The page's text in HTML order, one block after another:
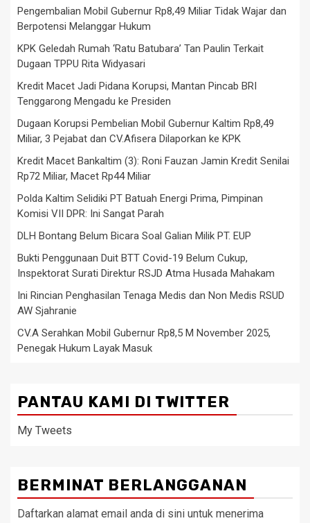
Pengembalian Mobil Gubernur Rp8,49 Miliar Tidak Wajar dan
Berpotensi Melanggar Hukum
KPK Geledah Rumah ‘Ratu Batubara’ Tan Paulin Terkait
Dugaan TPPU Rita Widyasari
Kredit Macet Jadi Pidana Korupsi, Mantan Pincab BRI
Tenggarong Mengadu ke Presiden
Dugaan Korupsi Pembelian Mobil Gubernur Kaltim Rp8,49
Miliar, 3 Pejabat dan CV.Afisera Dilaporkan ke KPK
Kredit Macet Bankaltim (3): Roni Fauzan Jamin Kredit Senilai
Rp72 Miliar, Macet Rp44 Miliar
Polda Kaltim Selidiki PT Batuah Energi Prima, Pimpinan
Komisi VII DPR: Ini Sangat Parah
DLH Bontang Belum Bicara Soal Galian Milik PT. EUP
Bukti Penggunaan Duit BTT Covid-19 Belum Cukup,
Inspektorat Surati Direktur RSJD Atma Husada Mahakam
Ini Rincian Penghasilan Tenaga Medis dan Non Medis RSUD
AW Sjahranie
CV.A Serahkan Mobil Gubernur Rp8,5 M November 2025,
Penegak Hukum Layak Masuk
PANTAU KAMI DI TWITTER
My Tweets
BERMINAT BERLANGGANAN
Daftarkan alamat email anda di sini untuk menerima